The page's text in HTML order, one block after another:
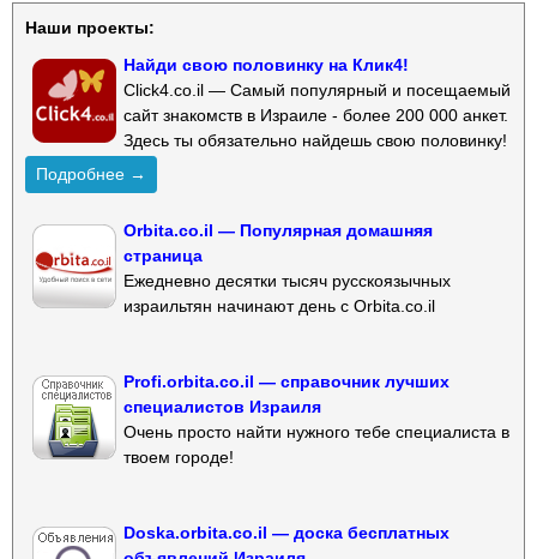
Наши проекты:
Найди свою половинку на Клик4!
Click4.co.il — Самый популярный и посещаемый
сайт знакомств в Израиле - более 200 000 анкет.
Здесь ты обязательно найдешь свою половинку!
Подробнее →
Orbita.co.il — Популярная домашняя
страница
Ежедневно десятки тысяч русскоязычных
израильтян начинают день с Orbita.co.il
Profi.orbita.co.il — справочник лучших
специалистов Израиля
Очень просто найти нужного тебе специалиста в
твоем городе!
Doska.orbita.co.il — доска бесплатных